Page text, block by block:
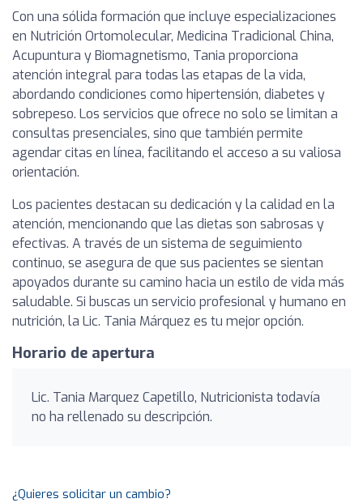
Con una sólida formación que incluye especializaciones
en Nutrición Ortomolecular, Medicina Tradicional China,
Acupuntura y Biomagnetismo, Tania proporciona
atención integral para todas las etapas de la vida,
abordando condiciones como hipertensión, diabetes y
sobrepeso. Los servicios que ofrece no solo se limitan a
consultas presenciales, sino que también permite
agendar citas en línea, facilitando el acceso a su valiosa
orientación.
Los pacientes destacan su dedicación y la calidad en la
atención, mencionando que las dietas son sabrosas y
efectivas. A través de un sistema de seguimiento
continuo, se asegura de que sus pacientes se sientan
apoyados durante su camino hacia un estilo de vida más
saludable. Si buscas un servicio profesional y humano en
nutrición, la Lic. Tania Márquez es tu mejor opción.
Horario de apertura
Lic. Tania Marquez Capetillo, Nutricionista todavía
no ha rellenado su descripción.
¿Quieres solicitar un cambio?